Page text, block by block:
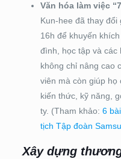
Văn hóa làm việc
Kun-hee đã thay
16h để khuyến
đình, học tập và các
không chỉ nâng cao
viên mà còn giúp
kiến thức, kỹ năng,
ty. (Tham khảo: 6
tịch Tập đoàn
Xây dựng